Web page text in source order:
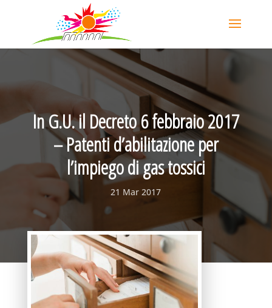
In G.U. il Decreto 6 febbraio 2017
– Patenti d’abilitazione per
l’impiego di gas tossici
21 Mar 2017